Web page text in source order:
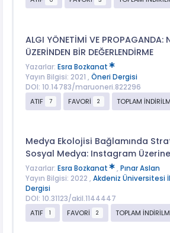
ALGI YÖNETİMİ VE PROPAGANDA:
ÜZERİNDEN BİR DEĞERLENDİRME
Yazarlar: Esra Bozkanat
Yayın Bilgisi: 2021 , Öneri Dergisi
DOI: 10.14783/maruoneri.822296
ATIF
7 FAVORİ 2 TOPLAM
Medya Ekolojisi Bağlamında
Sosyal Medya: Instagram
Yazarlar: Esra Bozkanat , Pınar Aslan
Yayın Bilgisi: 2022 , Akdeniz Üniversitesi
Dergisi
DOI: 10.31123/akil.1144447
ATIF
1 FAVORİ 2 TOPLAM